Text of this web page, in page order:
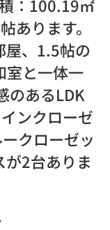
：100.19㎡
あります。
屋、1.5帖の
室と一体一
のあるLDK
ンクローゼ
クローゼッ
が2台ありま